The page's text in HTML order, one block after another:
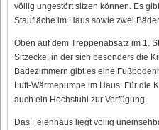
völlig ungestört sitzen können. Es
Staufläche im Haus sowie zwei
Oben auf dem Treppenabsatz im 1.
Sitzecke, in der sich besonders die
Badezimmern gibt es eine
Luft-Wärmepumpe im Haus. Für die
auch ein Hochstuhl zur Verfügung.
Das Feienhaus liegt völlig